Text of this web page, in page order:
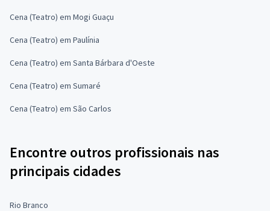
Cena (Teatro) em Mogi Guaçu
Cena (Teatro) em Paulínia
Cena (Teatro) em Santa Bárbara d'Oeste
Cena (Teatro) em Sumaré
Cena (Teatro) em São Carlos
Encontre outros profissionais nas
principais cidades
Rio Branco